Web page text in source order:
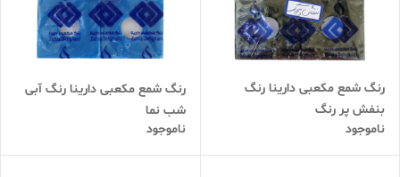
رنگ شمع مکعبی دارینا رنگ
بنفش پر رنگ
ناموجود
رنگ شمع مکعبی دارینا رنگ آبی
شب نما
ناموجود